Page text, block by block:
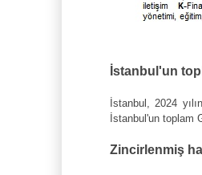
İstanbul'un
İstanbul, 2024
İstanbul'un toplam
Zincirlenmiş